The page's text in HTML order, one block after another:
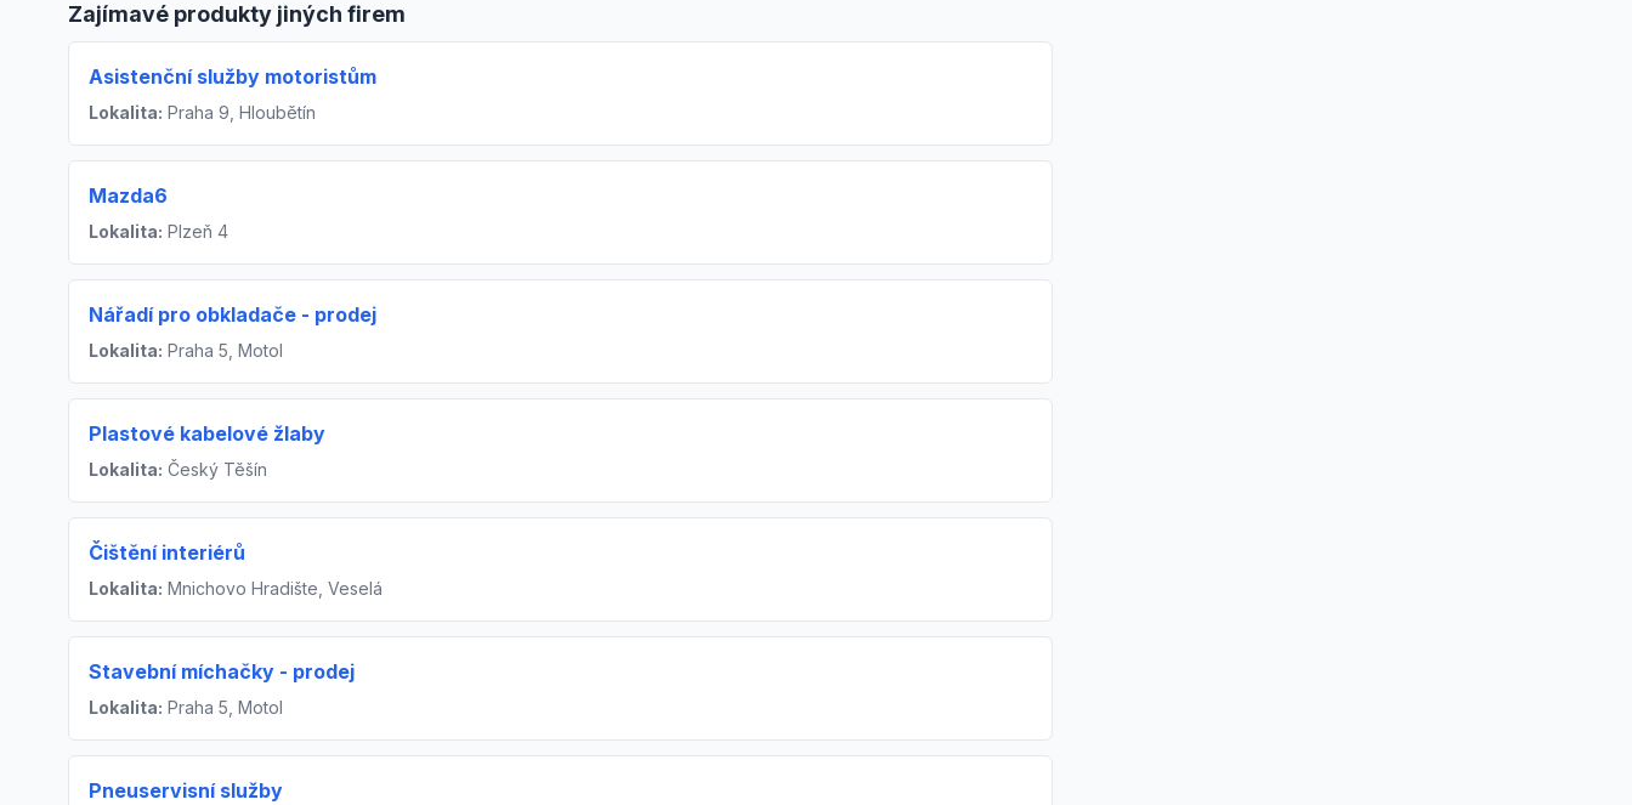
Zajímavé produkty jiných firem
Asistenční služby motoristům
Lokalita: Praha 9, Hloubětín
Mazda6
Lokalita: Plzeň 4
Nářadí pro obkladače - prodej
Lokalita: Praha 5, Motol
Plastové kabelové žlaby
Lokalita: Český Těšín
Čištění interiérů
Lokalita: Mnichovo Hradište, Veselá
Stavební míchačky - prodej
Lokalita: Praha 5, Motol
Pneuservisní služby